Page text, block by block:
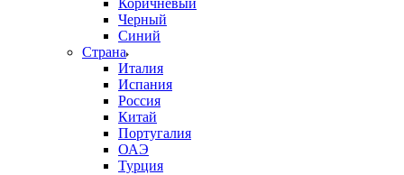
Коричневый
Черный
Синий
Страна
Италия
Испания
Россия
Китай
Португалия
ОАЭ
Турция